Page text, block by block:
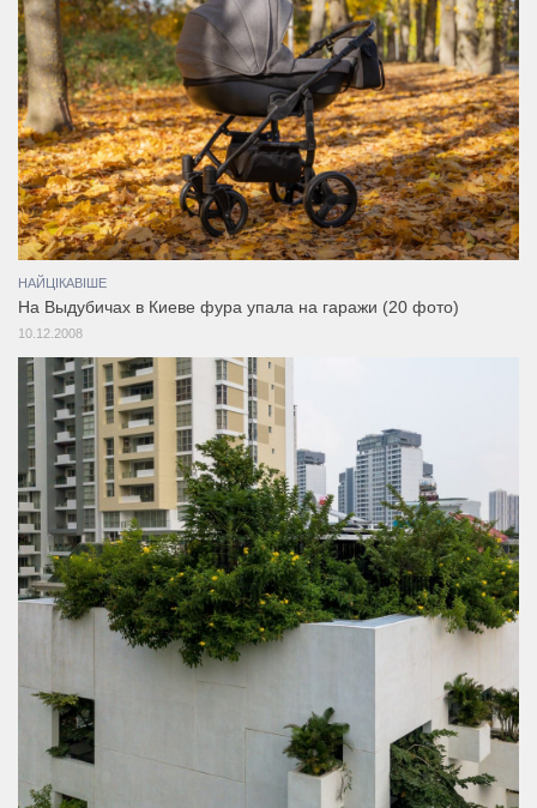
НАЙЦІКАВІШЕ
На Выдубичах в Киеве фура упала на гаражи (20 фото)
10.12.2008